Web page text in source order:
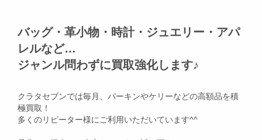
バッグ・革小物・時計・ジュエリー・アパ
レルなど…
ジャンル問わずに買取強化します♪
クラタセブンでは毎月、バーキンやケリーなどの高額品を積
極買取！
多くのリピーター様にご利用いただいています^^